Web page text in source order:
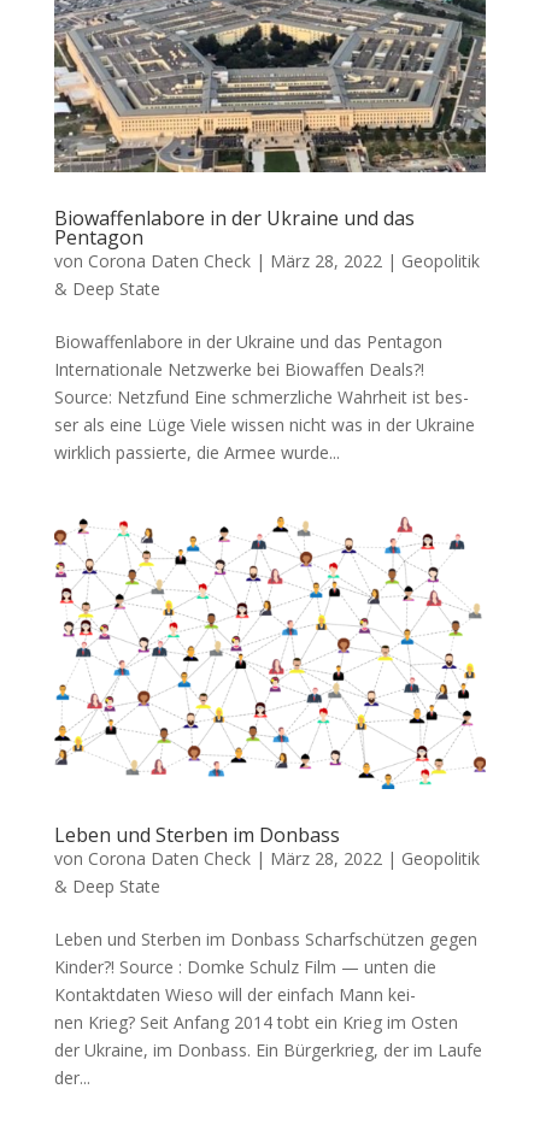
Biowaffenlabore in der Ukraine und das
Pentagon
von Corona Daten Check| März 28, 2022| Geopolitik
& Deep State
Biowaffenlabore in der Ukraine und das Pentagon
Inter­na­tio­na­le Netz­wer­ke bei Bio­waf­fen Deals?!
Source: Netz­fund Eine schmerz­li­che Wahr­heit ist bes­
ser als eine Lüge Vie­le wis­sen nicht was in der Ukrai­ne
wirk­lich pas­sier­te, die Armee wur­de...
Leben und Sterben im Donbass
von Corona Daten Check| März 28, 2022| Geopolitik
& Deep State
Leben und Sterben im Donbass Scharf­schüt­zen gegen
Kinder?! Source : Dom­ke Schulz Film — unten die
Kontaktdaten Wie­so will der ein­fach Mann kei­
nen Krieg? Seit Anfang 2014 tobt ein Krieg im Osten
der Ukrai­ne, im Don­bass. Ein Bür­ger­krieg, der im Lau­fe
der...